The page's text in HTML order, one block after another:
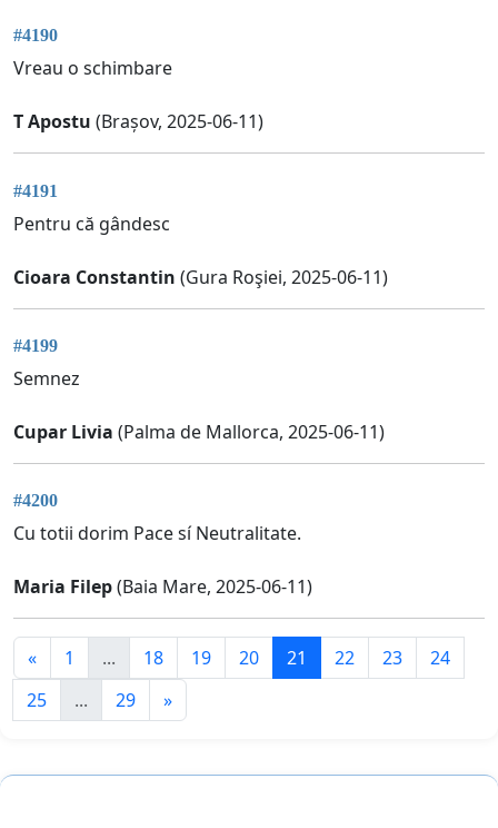
#4190
Vreau o schimbare
T Apostu (Brașov, 2025-06-11)
#4191
Pentru că gândesc
Cioara Constantin (Gura Roşiei, 2025-06-11)
#4199
Semnez
Cupar Livia (Palma de Mallorca, 2025-06-11)
#4200
Cu totii dorim Pace sí Neutralitate.
Maria Filep(Baia Mare, 2025-06-11)
« 1 ... 18 19 20 21 22 23
24
25
... 29 »